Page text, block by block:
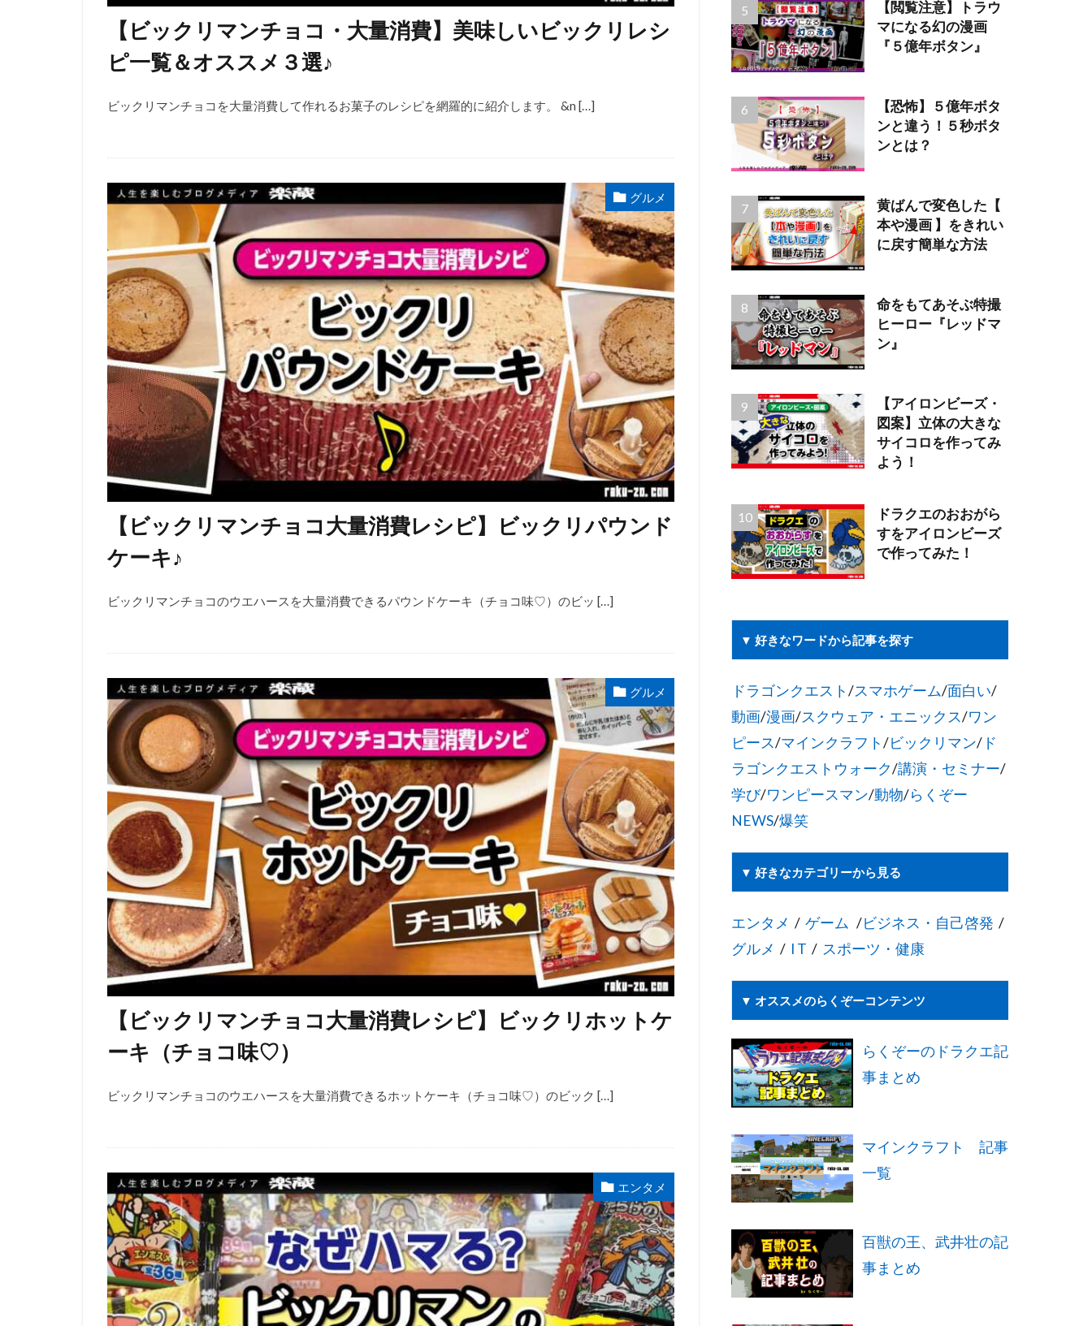
【ビックリマンチョコ・大量消費】美味しいビックリレシ
ピ一覧＆オススメ３選♪
ビックリマンチョコを大量消費して作れるお菓子のレシピを網羅的に紹介します。 &n […]
グルメ
【ビックリマンチョコ大量消費レシピ】ビックリパウンド
ケーキ♪
ビックリマンチョコのウエハースを大量消費できるパウンドケーキ（チョコ味♡）のビッ […]
グルメ
【ビックリマンチョコ大量消費レシピ】ビックリホットケ
ーキ（チョコ味♡）
ビックリマンチョコのウエハースを大量消費できるホットケーキ（チョコ味♡）のビック […]
エンタメ
【閲覧注意】トラウ
マになる幻の漫画
『５億年ボタン』
【恐怖】５億年ボタ
ンと違う！５秒ボタ
ンとは？
黄ばんで変色した【
本や漫画 】をきれい
に戻す簡単な方法
命をもてあそぶ特撮
ヒーロー『レッドマ
ン』
【アイロンビーズ・
図案】立体の大きな
サイコロを作ってみ
よう！
ドラクエのおおがら
すをアイロンビーズ
で作ってみた！
▼ 好きなワードから記事を探す
ドラゴンクエスト/スマホゲーム/面白い/
動画/漫画/スクウェア・エニックス/ワン
ピース/マインクラフト/ビックリマン/ ド
ラゴンクエストウォーク/講演・セミナー/
学び/ワンピースマン/動物/らくぞー
NEWS/爆笑
▼ 好きなカテゴリーから見る
エンタメ / ゲーム /ビジネス・自己啓発 /
グルメ / I T / スポーツ・健康
▼ オススメのらくぞーコンテンツ
らくぞーのドラクエ記
事まとめ
マインクラフト 記事
一覧
百獣の王、武井壮の記
事まとめ